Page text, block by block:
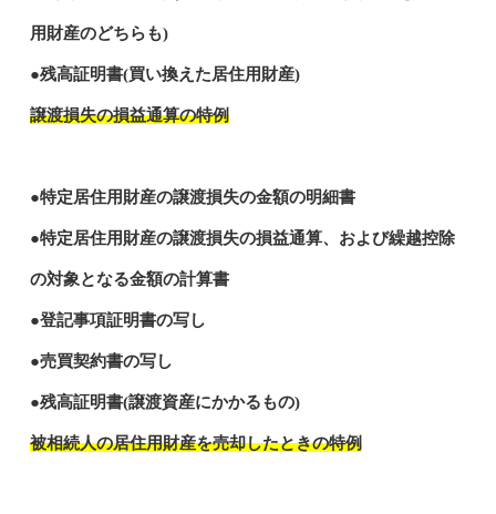
用財産のどちらも)
●残高証明書(買い換えた居住用財産)
譲渡損失の損益通算の特例
●特定居住用財産の譲渡損失の金額の明細書
●特定居住用財産の譲渡損失の損益通算、および繰越控除
の対象となる金額の計算書
●登記事項証明書の写し
●売買契約書の写し
●残高証明書(譲渡資産にかかるもの)
被相続人の居住用財産を売却したときの特例